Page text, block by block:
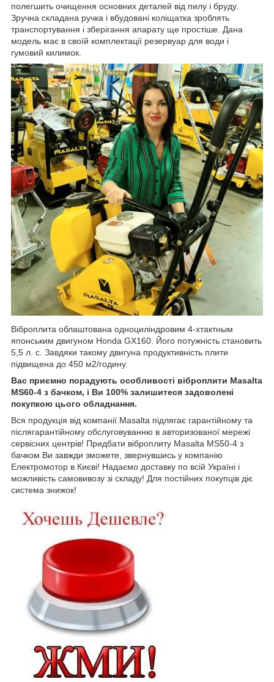
полегшить очищення основних деталей від пилу і бруду.
Зручна складана ручка і вбудовані коліщатка зроблять
транспортування і зберігання апарату ще простіше. Дана
модель має в своїй комплектації резервуар для води і
гумовий килимок.
Віброплита облаштована одноциліндровим 4-хтактным
японським двигуном Honda GX160. Його потужність становить
5,5 л. с. Завдяки такому двигуна продуктивність плити
підвищена до 450 м2/годину.
Вас приємно порадують особливості віброплити Masalta
MS60-4 з бачком, і Ви 100% залишитеся задоволені
покупкою цього обладнання.
Вся продукція від компанії Masalta підлягає гарантійному та
післягарантійному обслуговуванню в авторизованої мережі
сервісних центрів! Придбати віброплиту Masalta MS50-4 з
бачком Ви завжди зможете, звернувшись у компанію
Електромотор в Києві! Надаємо доставку по всій Україні і
можливість самовивозу зі складу! Для постійних покупців діє
система знижок!